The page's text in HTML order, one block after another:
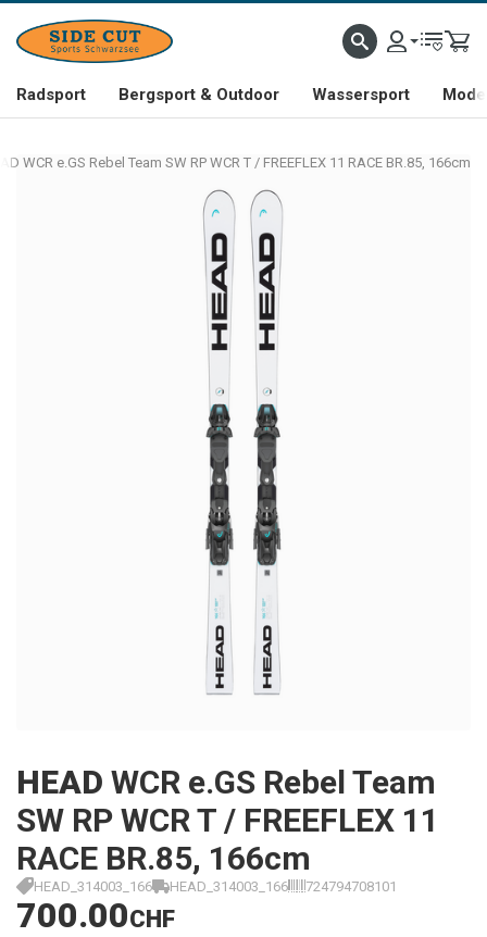
Radsport Bergsport & Outdoor Wassersport
WCR e.GS Rebel Team SW RP WCR T / FREEFLEX 11 RACE BR.85, 166cm
HEAD WCR e.GS Rebel Team
SW RP WCR T / FREEFLEX 11
RACE BR.85, 166cm
HEAD_314003_166 HEAD_314003_166 724794708101
700.00CHF